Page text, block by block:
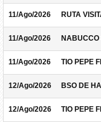
11/Ago/2026 RUTA
11/Ago/2026 NABUCCO
11/Ago/2026 TIO PEPE
12/Ago/2026 BSO DE
12/Ago/2026 TIO PEPE